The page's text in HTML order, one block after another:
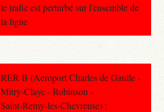
le trafic est perturbé sur l'ensemble de
la ligne
RER B (Aeroport Charles de Gaulle -
Mitry-Claye - Robinson -
Saint-Remy-les-Chevreuse) :